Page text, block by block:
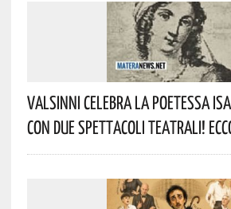
Valsinni Celebra La Poetessa
Con Due Spettacoli Teatrali!